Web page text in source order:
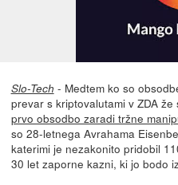
Slo-Tech - Medtem ko so
prevar s kriptovalutami v ZDA že
prvo obsodbo zaradi tržne
so 28-letnega Avrahama
katerimi je nezakonito pridobil
30 let zaporne kazni, ki jo bodo